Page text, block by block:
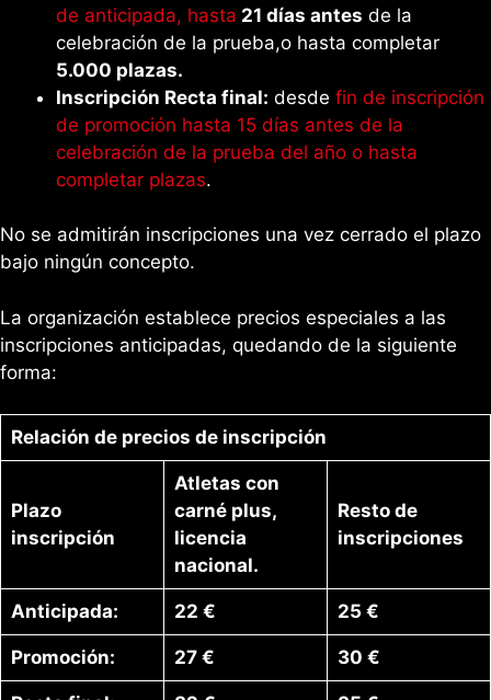
de anticipada, hasta 21 días antes de la
celebración de la prueba,o hasta completar
5.000 plazas.
Inscripción Recta final: desde fin de inscripción
de promoción hasta 15 días antes de la
celebración de la prueba del año o hasta
completar plazas.
No se admitirán inscripciones una vez cerrado el plazo
bajo ningún concepto.
La organización establece precios especiales a las
inscripciones anticipadas, quedando de la siguiente
forma:
Relación de precios de inscripción
Plazo
inscripción
Atletas con
carné plus,
licencia
nacional.
Resto de
inscripciones
Anticipada: 22 € 25 €
Promoción: 27 € 30 €